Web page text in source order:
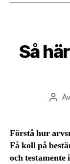
Så
Av
Förstå hur
Få koll på
och